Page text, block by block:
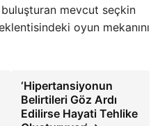
buluşturan mevcut seçkin
oyun mekanını
‘Hipertansiyonun
Belirtileri Göz Ardı
Edilirse Hayati Tehlike